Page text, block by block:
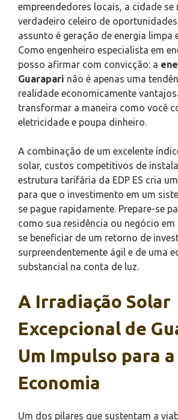
empreendedores locais, a cidade se
verdadeiro celeiro de
assunto é geração de energia limpa
Como engenheiro especialista em
posso afirmar com convicção: a
Guarapari não é apenas uma
realidade economicamente
transformar a maneira como você
eletricidade e poupa dinheiro.
A combinação de um excelente
solar, custos competitivos de
estrutura tarifária da EDP ES cria
para que o investimento em um
se pague rapidamente. Prepare-se
como sua residência ou negócio
se beneficiar de um retorno de
surpreendentemente ágil e de uma
substancial na conta de luz.
A Irradiação Solar
Excepcional de
Um Impulso para a
Economia
Um dos pilares que sustentam a